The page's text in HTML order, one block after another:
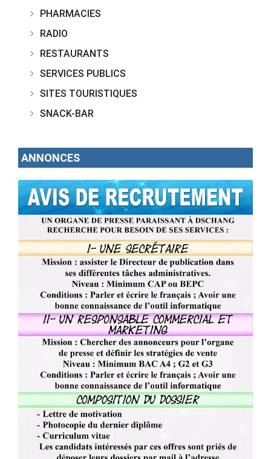
PHARMACIES
RADIO
RESTAURANTS
SERVICES PUBLICS
SITES TOURISTIQUES
SNACK-BAR
ANNONCES